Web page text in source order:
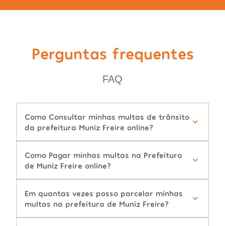
Perguntas frequentes
FAQ
Como Consultar minhas multas de trânsito
da prefeitura Muniz Freire online?
Como Pagar minhas multas na Prefeitura
de Muniz Freire online?
Em quantas vezes posso parcelar minhas
multas na prefeitura de Muniz Freire?